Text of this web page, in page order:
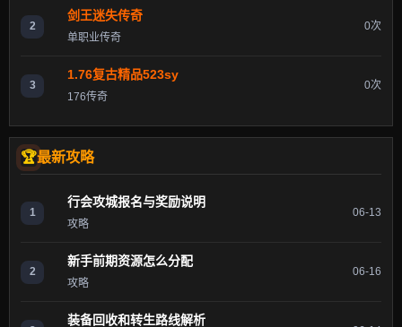
2
剑王迷失传奇
单职业传奇
0次
3
1.76复古精品523sy
176传奇
0次
最新攻略
1
行会攻城报名与奖励说明
攻略
06-13
2
新手前期资源怎么分配
攻略
06-16
装备回收和转生路线解析